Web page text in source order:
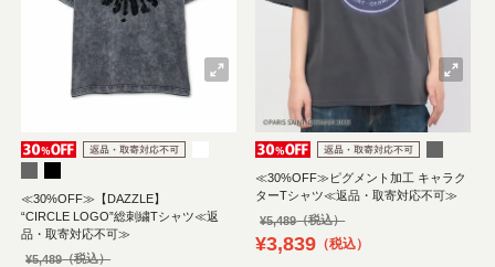
≪30%OFF≫【DAZZLE】
“CIRCLE LOGO”総刺繍Tシャツ≪返
品・取寄対応不可≫
¥5,489
≪30%OFF≫ピグメント加工 キャラク
ターTシャツ≪返品・取寄対応不可≫
¥5,489
¥3,839 税込